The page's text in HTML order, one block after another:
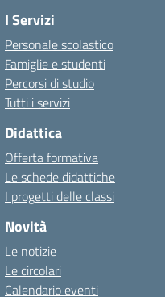
I Servizi
Personale scolastico
Famiglie e studenti
Percorsi di studio
Tutti i servizi
Didattica
Offerta formativa
Le schede didattiche
I progetti delle classi
Novità
Le notizie
Le circolari
Calendario eventi